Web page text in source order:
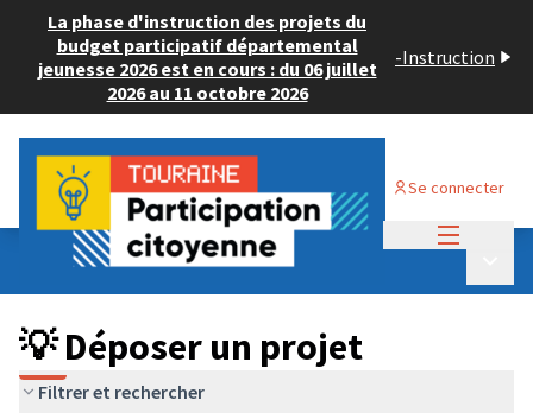
La phase d'instruction des projets du
budget participatif départemental
jeunesse 2026 est en cours : du 06 juillet
2026 au 11 octobre 2026
-Instruction
Se connecter
Budget Participatif ADULTE 2024
💡 Déposer un projet
💡 Déposer un projet
Filtrer et rechercher